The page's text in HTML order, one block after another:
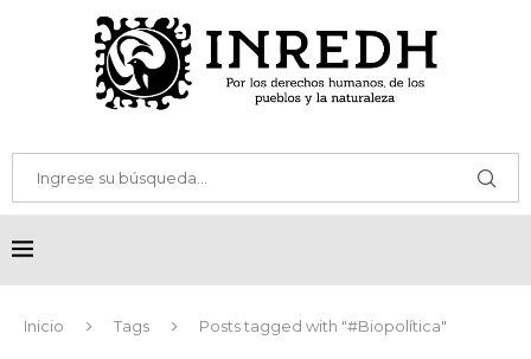
Inicio Tags Posts tagged with "#Biopolítica"